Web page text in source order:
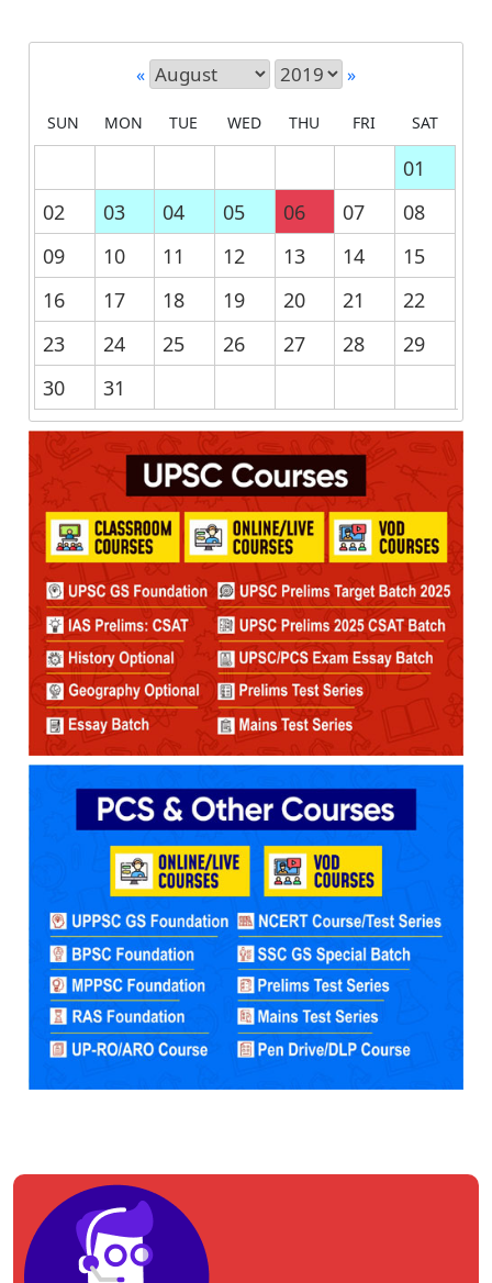
« »
SUN MON TUE WED THU FRI SAT
01
02
03 04 05 06 07
08
09
10 11 12 13 14
15
16
17 18 19 20 21
22
23
24 25 26 27 28
29
30
31